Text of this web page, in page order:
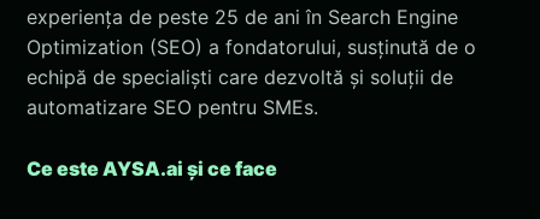
experiența de peste 25 de ani în Search Engine
Optimization (SEO) a fondatorului, susținută de o
echipă de specialiști care dezvoltă și soluții de
automatizare SEO pentru SMEs.
Ce este AYSA.ai și ce face